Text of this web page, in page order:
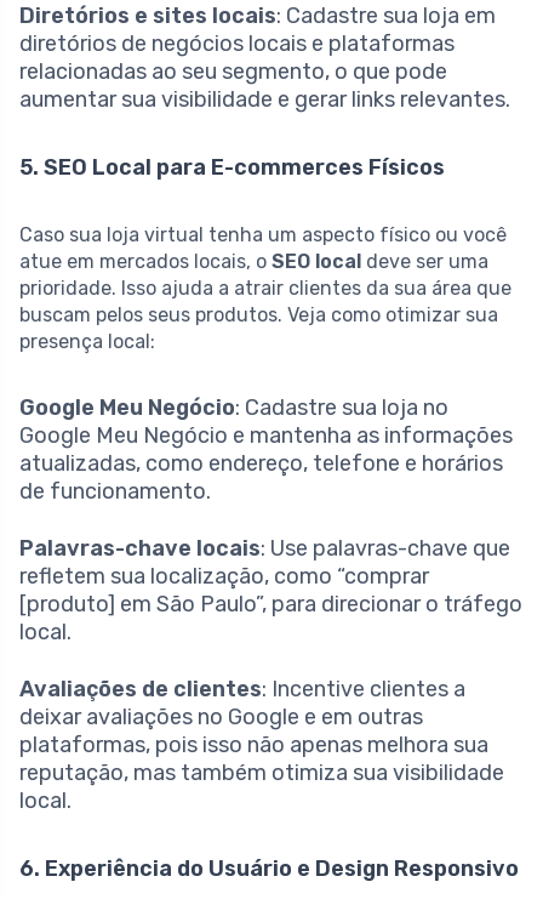
Diretórios e sites locais: Cadastre sua loja em
diretórios de negócios locais e plataformas
relacionadas ao seu segmento, o que pode
aumentar sua visibilidade e gerar links relevantes.
5. SEO Local para E-commerces Físicos
Caso sua loja virtual tenha um aspecto físico ou você
atue em mercados locais, o SEO local deve ser uma
prioridade. Isso ajuda a atrair clientes da sua área que
buscam pelos seus produtos. Veja como otimizar sua
presença local:
Google Meu Negócio: Cadastre sua loja no
Google Meu Negócio e mantenha as informações
atualizadas, como endereço, telefone e horários
de funcionamento.
Palavras-chave locais: Use palavras-chave que
refletem sua localização, como “comprar
[produto] em São Paulo”, para direcionar o tráfego
local.
Avaliações de clientes: Incentive clientes a
deixar avaliações no Google e em outras
plataformas, pois isso não apenas melhora sua
reputação, mas também otimiza sua visibilidade
local.
6. Experiência do Usuário e Design Responsivo